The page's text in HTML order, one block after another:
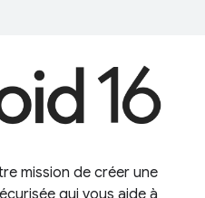
mission de créer une
qui vous aide à